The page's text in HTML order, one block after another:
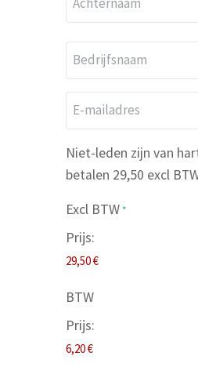
m
d
j
f
s
a
m
m
a
l
a
d
e
s
*
Niet-leden zijn van
betalen 29,50 excl
Excl BTW *
Prijs:
BTW
Prijs: